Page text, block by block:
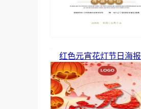
红色元宵花灯节日海报